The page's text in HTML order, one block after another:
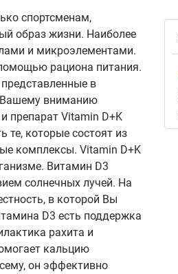
спортсменам,
образ жизни. Наиболее
и микроэлементами.
рациона питания.
в
Вашему вниманию
препарат Vitamin D+K
те, которые состоят из
комплексы. Vitamin D+K
Витамин D3
солнечных лучей. На
в которой Вы
D3 есть поддержка
рахита и
кальцию
он эффективно